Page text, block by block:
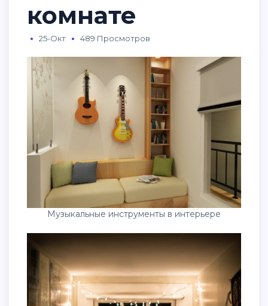
комнате
25-Окт 489 Просмотров
Музыкальные инструменты в интерьере